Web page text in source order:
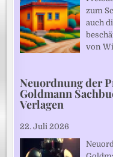
zum
auch
von
Neuordnung der
Goldmann
Verlagen
22. Juli 2026